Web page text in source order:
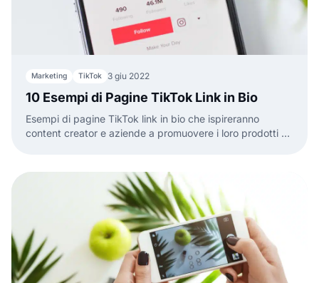
Marketing TikTok 3 giu 2022
10 Esempi di Pagine TikTok Link in Bio
Esempi di pagine TikTok link in bio che ispireranno
content creator e aziende a promuovere i loro prodotti o